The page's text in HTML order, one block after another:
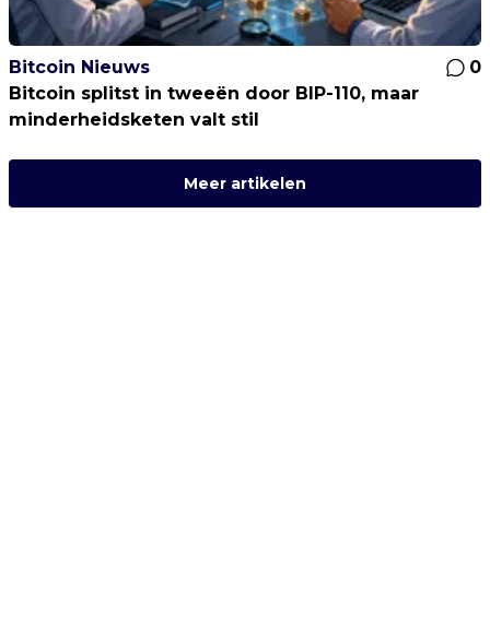
Bitcoin Nieuws
0
Bitcoin splitst in tweeën door BIP-110, maar
minderheidsketen valt stil
Meer artikelen